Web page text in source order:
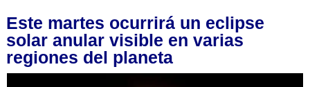
Este martes ocurrirá un eclipse
solar anular visible en varias
regiones del planeta